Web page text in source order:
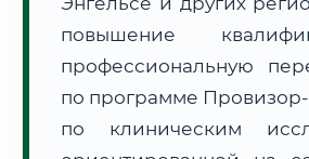
Расчет логистики оригиналов:
повышение
профессиональную
по программе
по клиническим